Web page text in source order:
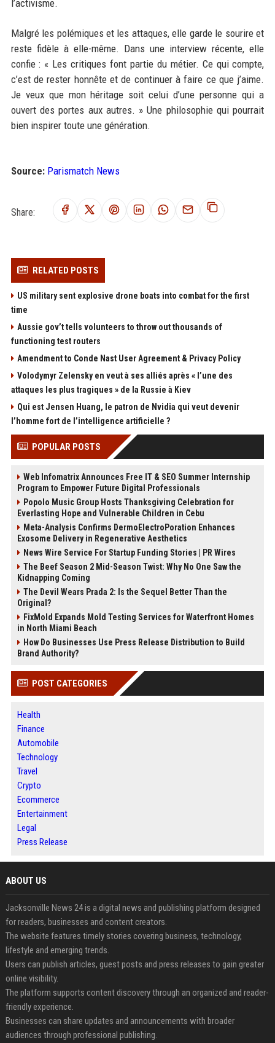
l’activisme.
Malgré les polémiques et les attaques, elle garde le sourire et
reste fidèle à elle-même. Dans une interview récente, elle
confie : « Les critiques font partie du métier. Ce qui compte,
c’est de rester honnête et de continuer à faire ce que j’aime.
Je veux que mon héritage soit celui d’une personne qui a
ouvert des portes aux autres. » Une philosophie qui pourrait
bien inspirer toute une génération.
Source: Parismatch News
Share:
RELATED POSTS
US military sent explosive drone boats into combat for the first
time
Aussie gov’t tells volunteers to throw out thousands of
functioning test routers
Amendment to Conde Nast User Agreement & Privacy Policy
Volodymyr Zelensky en veut à ses alliés après « l’une des
attaques les plus tragiques » de la Russie à Kiev
Qui est Jensen Huang, le patron de Nvidia qui veut devenir
l’homme fort de l’intelligence artificielle ?
POPULAR POSTS
Web Infomatrix Announces Free IT & SEO Summer Internship
Program to Empower Future Digital Professionals
Popolo Music Group Hosts Thanksgiving Celebration for
Everlasting Hope and Vulnerable Children in Cebu
Meta-Analysis Confirms DermoElectroPoration Enhances
Exosome Delivery in Regenerative Aesthetics
News Wire Service For Startup Funding Stories | PR Wires
The Beef Season 2 Mid-Season Twist: Why No One Saw the
Kidnapping Coming
The Devil Wears Prada 2: Is the Sequel Better Than the
Original?
FixMold Expands Mold Testing Services for Waterfront Homes
in North Miami Beach
How Do Businesses Use Press Release Distribution to Build
Brand Authority?
POST CATEGORIES
Health
Finance
Automobile
Technology
Travel
Crypto
Ecommerce
Entertainment
Legal
Press Release
ABOUT US
Jacksonville News 24 is a digital news and publishing platform designed
for readers, businesses and content creators.
The website features timely stories covering business, technology,
lifestyle and emerging trends.
Users can publish articles, guest posts and press releases to gain greater
online visibility.
The platform supports content discovery through an organized and reader-
friendly experience.
Businesses can share updates and announcements with broader
audiences through professional publishing.